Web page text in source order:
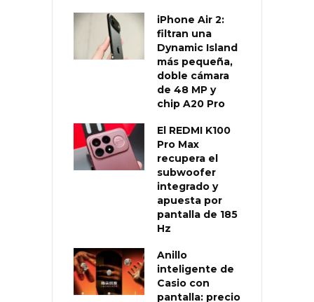
iPhone Air 2:
filtran una
Dynamic Island
más pequeña,
doble cámara
de 48 MP y
chip A20 Pro
El REDMI K100
Pro Max
recupera el
subwoofer
integrado y
apuesta por
pantalla de 185
Hz
Anillo
inteligente de
Casio con
pantalla: precio